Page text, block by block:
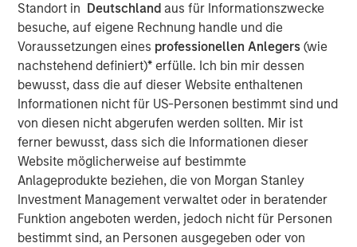
Standort in Deutschland aus für Informationszwecke
besuche, auf eigene Rechnung handle und die
Voraussetzungen eines professionellen Anlegers(wie
nachstehend definiert)* erfülle. Ich bin mir dessen
bewusst, dass die auf dieser Website enthaltenen
Informationen nicht für US-Personen bestimmt sind und
von diesen nicht abgerufen werden sollten. Mir ist
ferner bewusst, dass sich die Informationen dieser
Website möglicherweise auf bestimmte
Anlageprodukte beziehen, die von Morgan Stanley
Investment Management verwaltet oder in beratender
Funktion angeboten werden, jedoch nicht für Personen
bestimmt sind, an Personen ausgegeben oder von
appreciation for the growth potential of an industry
undergoing a significant transformation. Given Zenith’s
proven track record, innovative approach to business and
superior customer service, we proactively approached
and partnered with a management team who shared our
ambition to grow profits and market share significantly.”
During the investment period, there have been notable
changes in the business. These initiatives include
attracting seasoned executives in Zenith’s business
development and commercial functions, improving the
supply chain, investing in systems and infrastructure, and
developing an innovative securitization funding strategy.